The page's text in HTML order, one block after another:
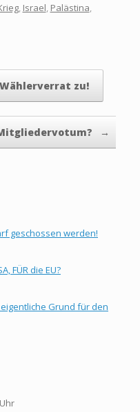
, Israel, Palästina,
zu!
→
geschossen werden!
FÜR die EU?
Grund für den